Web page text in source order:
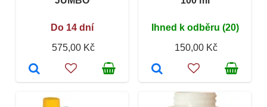
Do 14 dní
575,00 Kč
Ihned k odběru (20)
150,00 Kč